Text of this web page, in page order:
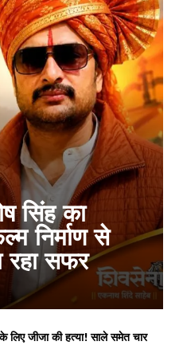
सिंह का
निर्माण से
रहा सफर
जीजा की हत्या! साले समेत चार